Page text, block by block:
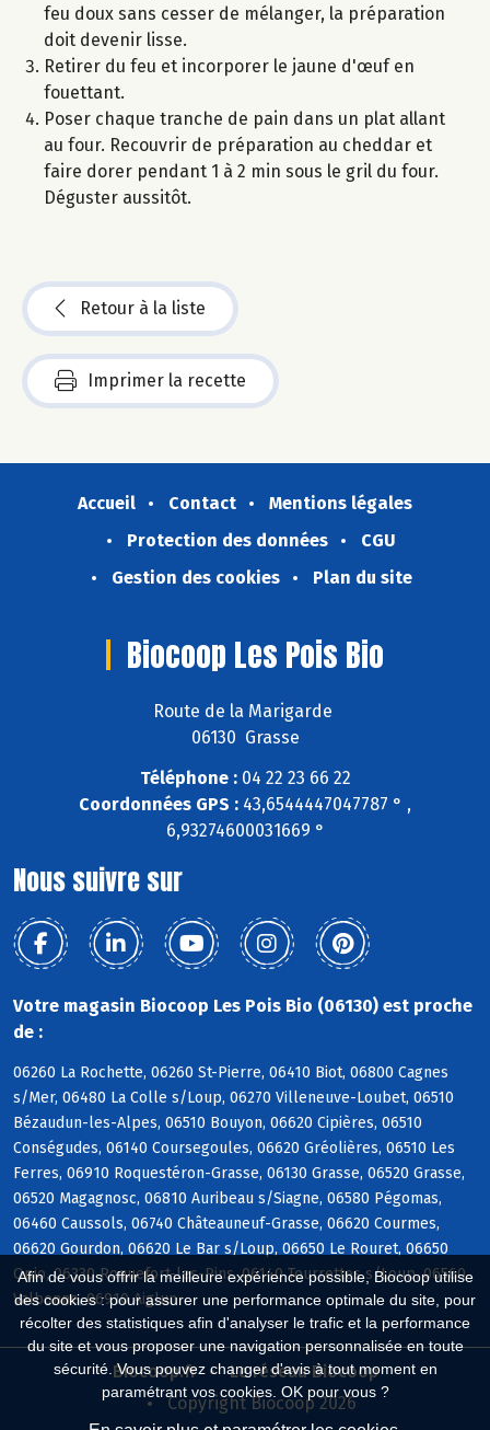
Afin de vous offrir la meilleure expérience possible, Biocoop utilise
des cookies : pour assurer une performance optimale du site, pour
récolter des statistiques afin d'analyser le trafic et la performance
du site et vous proposer une navigation personnalisée en toute
sécurité. Vous pouvez changer d'avis à tout moment en
paramétrant vos cookies. OK pour vous ?
feu doux sans cesser de mélanger, la préparation
doit devenir lisse.
Retirer du feu et incorporer le jaune d'œuf en
fouettant.
Poser chaque tranche de pain dans un plat allant
au four. Recouvrir de préparation au cheddar et
faire dorer pendant 1 à 2 min sous le gril du four.
Déguster aussitôt.
Retour à la liste
Imprimer la recette
Accueil Contact
Mentions légales
Protection des données
CGU
Gestion des cookies
Plan du site
Biocoop Les Pois Bio
Route de la Marigarde
06130 Grasse
Téléphone :04 22 23 66 22
Coordonnées GPS : 43,6544447047787 ° ,
6,93274600031669 °
Nous suivre sur
Votre magasin Biocoop Les Pois Bio (06130) est proche
de :
06260 La Rochette, 06260 St-Pierre, 06410 Biot, 06800 Cagnes
s/Mer, 06480 La Colle s/Loup, 06270 Villeneuve-Loubet, 06510
Bézaudun-les-Alpes, 06510 Bouyon, 06620 Cipières, 06510
Conségudes, 06140 Coursegoules, 06620 Gréolières, 06510 Les
Ferres, 06910 Roquestéron-Grasse, 06130 Grasse, 06520 Grasse,
06520 Magagnosc, 06810 Auribeau s/Siagne, 06580 Pégomas,
06460 Caussols, 06740 Châteauneuf-Grasse, 06620 Courmes,
06620 Gourdon, 06620 Le Bar s/Loup, 06650 Le Rouret, 06650
Opio, 06330 Roquefort-les-Pins, 06140 Tourrettes s/Loup, 06560
Valbonne, 06910 Aiglun
Biocoop.fr
Le réseau Biocoop
Copyright Biocoop 2026